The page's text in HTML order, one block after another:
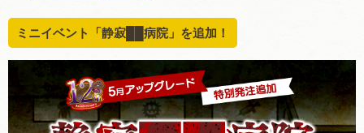
ミニイベント「静寂██病院」を追加！